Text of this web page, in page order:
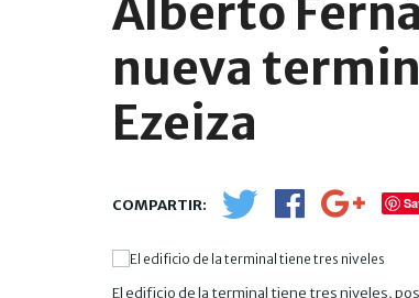
Alberto
nueva
Ezeiza
El edificio de la terminal tiene tres niveles,